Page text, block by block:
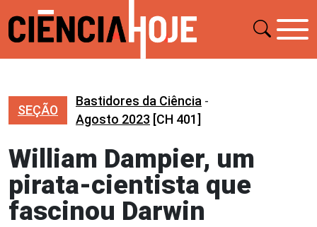
SEÇÃO
Bastidores da Ciência -
Agosto 2023 [CH 401]
William Dampier, um
pirata-cientista que
fascinou Darwin